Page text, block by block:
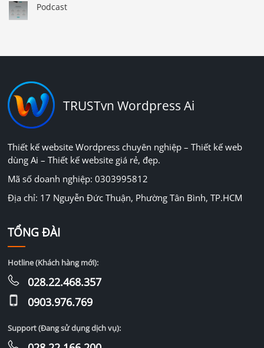
Podcast
TRUSTvn Wordpress Ai
Thiết kế website Wordpress chuyên nghiệp – Thiết kế web
dùng Ai – Thiết kế website giá rẻ, đẹp.
Mã số doanh nghiệp: 0303995812
Địa chỉ: 17 Nguyễn Đức Thuận, Phường Tân Bình, TP.HCM
TỔNG ĐÀI
Hotline (Khách hàng mới):
028.22.468.357
0903.976.769
Support (Đang sử dụng dịch vụ):